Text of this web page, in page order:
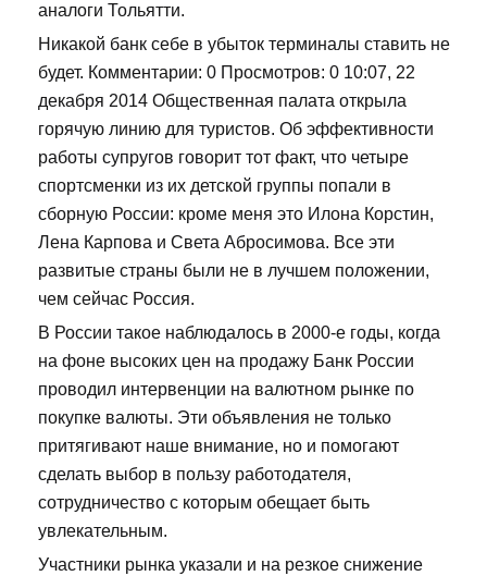
аналоги Тольятти.
Никакой банк себе в убыток терминалы ставить не
будет. Комментарии: 0 Просмотров: 0 10:07, 22
декабря 2014 Общественная палата открыла
горячую линию для туристов. Об эффективности
работы супругов говорит тот факт, что четыре
спортсменки из их детской группы попали в
сборную России: кроме меня это Илона Корстин,
Лена Карпова и Света Абросимова. Все эти
развитые страны были не в лучшем положении,
чем сейчас Россия.
В России такое наблюдалось в 2000-е годы, когда
на фоне высоких цен на продажу Банк России
проводил интервенции на валютном рынке по
покупке валюты. Эти объявления не только
притягивают наше внимание, но и помогают
сделать выбор в пользу работодателя,
сотрудничество с которым обещает быть
увлекательным.
Участники рынка указали и на резкое снижение